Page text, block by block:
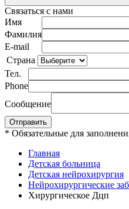
Связаться с нами
Имя
Фамилия
E-mail
Страна
Тел.
Phone
Сообщение
* Обязательные для
Главная
Детская больница
Детская нейрохирургия
Нейрохирургические
Хирургическое Дцп